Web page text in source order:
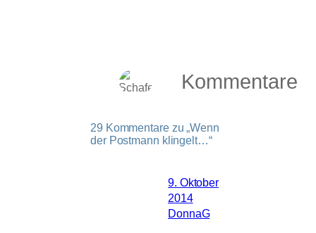
Kommentare
29 Kommentare zu „Wenn
der Postmann klingelt…“
9. Oktober
2014
DonnaG